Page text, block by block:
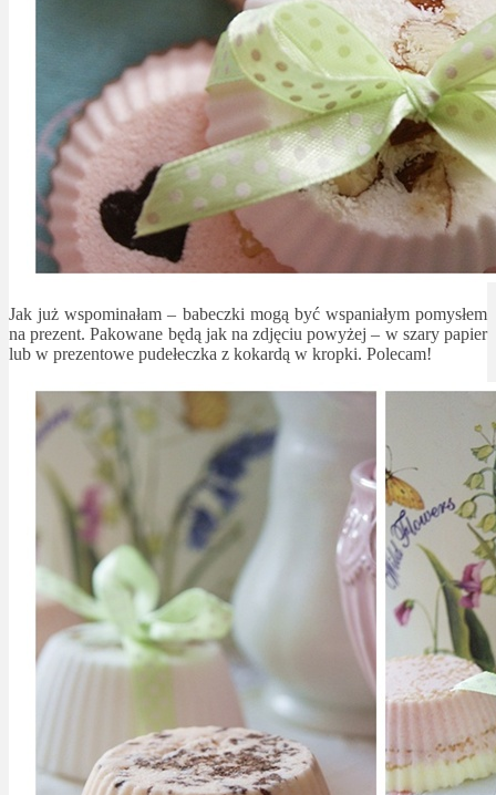
Jak już wspominałam – babeczki mogą być wspaniałym pomysłem
na prezent. Pakowane będą jak na zdjęciu powyżej – w szary papier
lub w prezentowe pudełeczka z kokardą w kropki. Polecam!